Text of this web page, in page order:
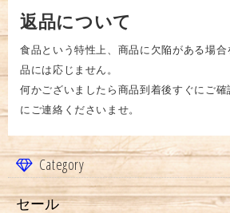
返品について
食品という特性上、商品に欠陥がある場合
品には応じません。
何かございましたら商品到着後すぐにご
にご連絡くださいませ。
Category
セール